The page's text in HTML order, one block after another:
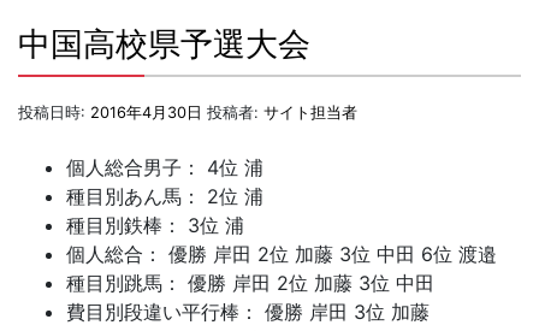
中国高校県予選大会
投稿日時: 2016年4月30日 投稿者: サイト担当者
個人総合男子： 4位 浦
種目別あん馬： 2位 浦
種目別鉄棒： 3位 浦
個人総合： 優勝 岸田 2位 加藤 3位 中田 6位 渡邉
種目別跳馬： 優勝 岸田 2位 加藤 3位 中田
費目別段違い平行棒： 優勝 岸田 3位 加藤